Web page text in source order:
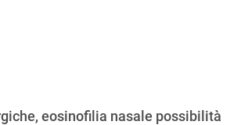
eosinofilia nasale possibilità